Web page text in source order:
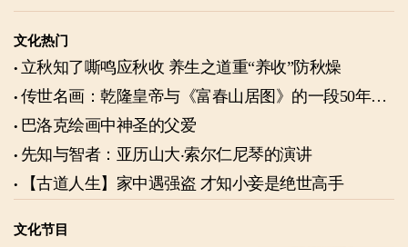
文化热门
立秋知了嘶鸣应秋收 养生之道重“养收”防秋燥
传世名画：乾隆皇帝与《富春山居图》的一段50年奇
缘巴洛克绘画中神圣的父爱
先知与智者：亚历山大‧索尔仁尼琴的演讲
【古道人生】家中遇强盗 才知小妾是绝世高手
文化节目